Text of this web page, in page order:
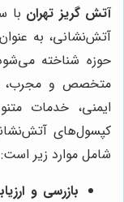
آتش گریز تهران با
آتش‌نشانی، به
حوزه شناخته
متخصص و مجرب،
ایمنی، خدمات
کپسول‌های
شامل موارد زیر است:
بازرسی و